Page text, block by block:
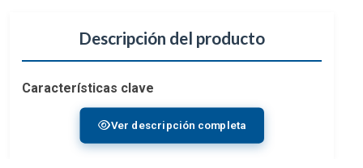
Descripción del producto
Características clave
Vincular hasta 7 mandos a distancia Solidcom
Cancelación de ruido ambiental de dos
Ver descripción completa